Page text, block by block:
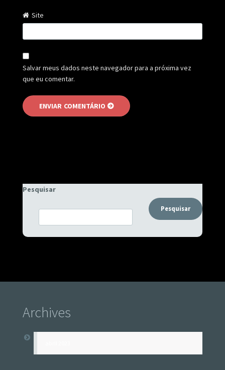
Site
Salvar meus dados neste navegador para a próxima vez
que eu comentar.
Pesquisar
Pesquisar
Archives